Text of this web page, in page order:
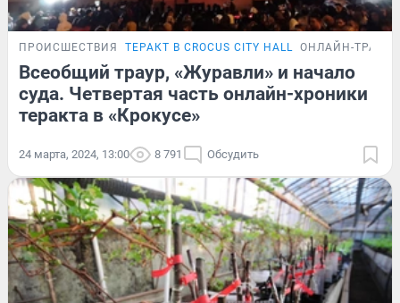
ПРОИСШЕСТВИЯ ТЕРАКТ В CROCUS CITY HALL ОНЛАЙН-
Всеобщий траур, «Журавли» и начало
суда. Четвертая часть онлайн-хроники
теракта в «Крокусе»
24 марта, 2024, 13:00 8 791 Обсудить